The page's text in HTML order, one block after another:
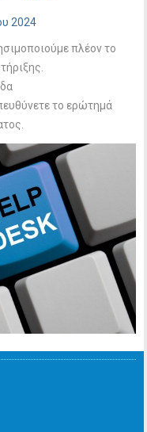
2024
πλέον το
το ερώτημά